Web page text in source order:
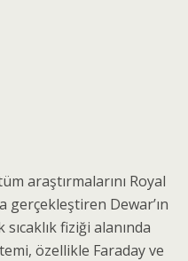
araştırmalarını Royal
Dewar’ın
fiziği alanında
özellikle Faraday ve